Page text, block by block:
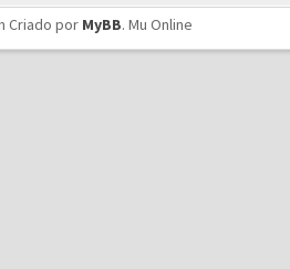
Criado por MyBB. Mu Online